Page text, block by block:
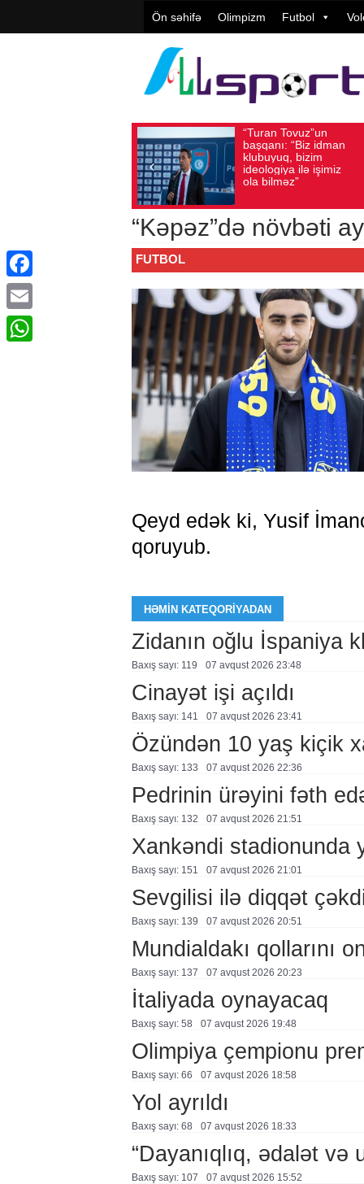
Ön səhifə Olimpizm Futbol
başqanı: “Biz idman
klubuyuq, bizim
ideologiya ilə işimiz
ola bilməz”
Vüqar
Avqust 05, 2026
“Kəpəz”də növbəti
FUTBOL
Qeyd edək ki, Yusif
qoruyub.
HƏMIN KATEQORIYADAN
Zidanın oğlu İspaniya
Baxış sayı: 119 07 avqust 2026 23:48
Cinayət işi açıldı
Baxış sayı: 141 07 avqust 2026 23:41
Özündən 10 yaş kiçik
Baxış sayı: 133 07 avqust 2026 22:36
Pedrinin ürəyini fəth
Baxış sayı: 132 07 avqust 2026 21:51
Xankəndi stadionunda
Baxış sayı: 151 07 avqust 2026 21:01
Sevgilisi ilə diqqət
Baxış sayı: 139 07 avqust 2026 20:51
Mundialdakı qollarını
Baxış sayı: 137 07 avqust 2026 20:23
İtaliyada oynayacaq
Baxış sayı: 58 07 avqust 2026 19:48
Olimpiya çempionu
Baxış sayı: 66 07 avqust 2026 18:58
Yol ayrıldı
Baxış sayı: 68 07 avqust 2026 18:33
“Dayanıqlıq, ədalət
Baxış sayı: 107 07 avqust 2026 15:52
Facebook
Email